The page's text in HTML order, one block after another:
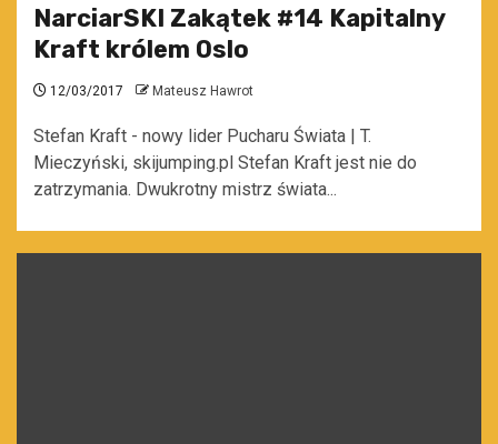
NarciarSKI Zakątek #14 Kapitalny
Kraft królem Oslo
12/03/2017 Mateusz Hawrot
Stefan Kraft - nowy lider Pucharu Świata | T.
Mieczyński, skijumping.pl Stefan Kraft jest nie do
zatrzymania. Dwukrotny mistrz świata...